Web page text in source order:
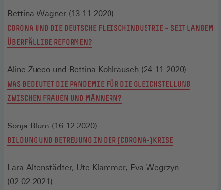
Bettina Wagner (13.11.2020)
CORONA UND DIE DEUTSCHE FLEISCHINDUSTRIE – SEIT LANGEM
ÜBERFÄLLIGE REFORMEN?
Aline Zucco und Bettina Kohlrausch (24.11.2020)
WAS BEDEUTET DIE PANDEMIE FÜR DIE GLEICHSTELLUNG
ZWISCHEN FRAUEN UND MÄNNERN?
Sonja Blum (16.12.2020)
BILDUNG UND BETREUUNG IN DER (CORONA-)KRISE
Lara Altenstädter, Ute Klammer, Eva Wegrzyn
(02.02.2021)